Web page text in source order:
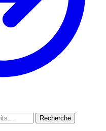
Recherche